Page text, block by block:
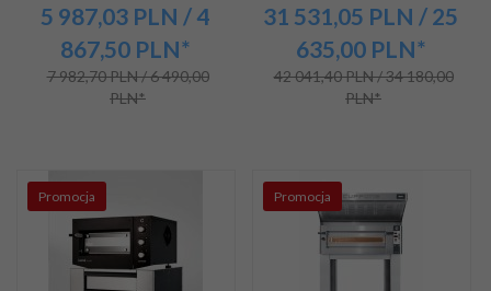
5 987,03 PLN / 4
867,50 PLN*
7 982,70 PLN / 6 490,00
PLN*
31 531,05 PLN / 25
635,00 PLN*
42 041,40 PLN / 34 180,00
PLN*
Promocja Promocja